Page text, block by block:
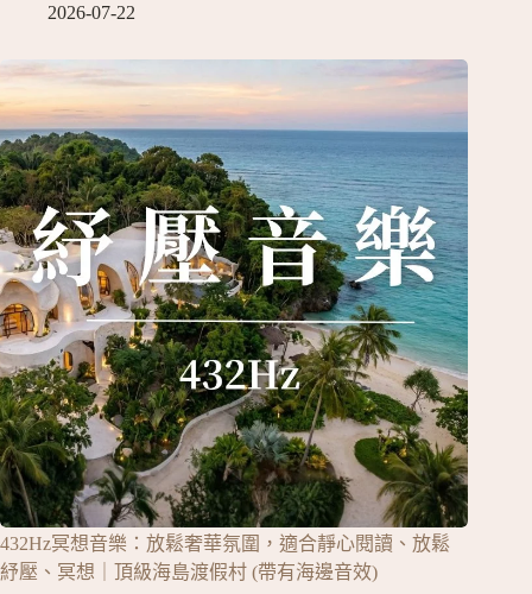
2026-07-22
432Hz冥想音樂：放鬆奢華氛圍，適合靜心閱讀、放鬆
紓壓、冥想｜頂級海島渡假村 (帶有海邊音效)